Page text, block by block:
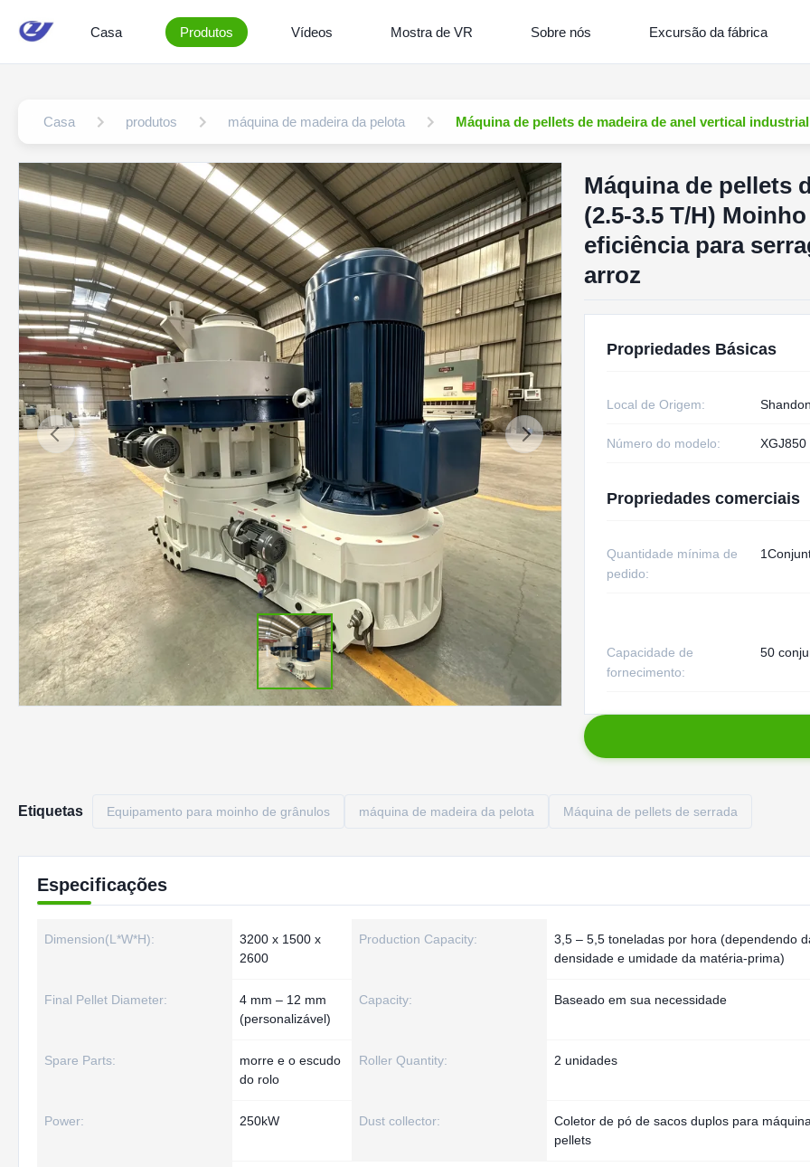
Casa Produtos Vídeos Mostra de VR Sobre nós Excursão da fábrica
Casa produtos máquina de madeira da pelota Máquina de pellets de madeira de anel vertical
Máquina de pellets
(2.5-3.5 T/H)
eficiência para
arroz
Propriedades Básicas
Local de Origem:
Número do modelo: XGJ850
Propriedades comerciais
Quantidade mínima de
pedido:
Capacidade de
fornecimento:
50
Etiquetas Equipamento para moinho de grânulos máquina de madeira da pelota Máquina de pellets de serrada
Especificações
Dimension(L*W*H):
3200 x 1500 x
2600
Production Capacity:
3,5 – 5,5 toneladas por hora (dependendo
densidade e umidade da matéria-prima)
Final Pellet Diameter:
4 mm – 12 mm
(personalizável)
Capacity: Baseado em sua necessidade
Spare Parts:
morre e o escudo
do rolo
Roller Quantity: 2 unidades
Power: 250kW Dust collector:
Coletor de pó de sacos duplos para
pellets